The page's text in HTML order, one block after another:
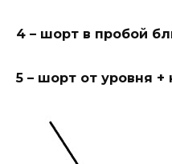
4 – шорт в пробой
5 – шорт от уровня +